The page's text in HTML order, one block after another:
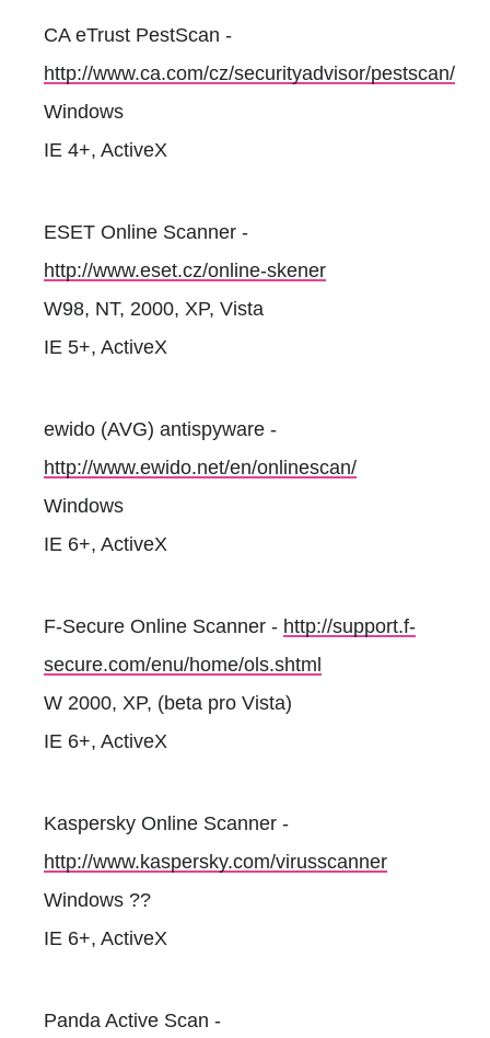
CA eTrust PestScan -
http://www.ca.com/cz/securityadvisor/pestscan/
Windows
IE 4+, ActiveX
ESET Online Scanner -
http://www.eset.cz/online-skener
W98, NT, 2000, XP, Vista
IE 5+, ActiveX
ewido (AVG) antispyware -
http://www.ewido.net/en/onlinescan/
Windows
IE 6+, ActiveX
F-Secure Online Scanner - http://support.f-
secure.com/enu/home/ols.shtml
W 2000, XP, (beta pro Vista)
IE 6+, ActiveX
Kaspersky Online Scanner -
http://www.kaspersky.com/virusscanner
Windows ??
IE 6+, ActiveX
Panda Active Scan -